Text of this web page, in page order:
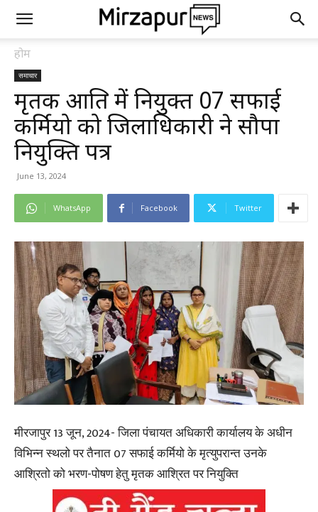
होम
समाचार
मृतक आश्रित में नियुक्त 07 सफाई
कर्मियो को जिलाधिकारी ने सौपा
नियुक्ति पत्र
June 13, 2024
WhatsApp Facebook Twitter
मीरजापुर 13 जून, 2024- जिला पंचायत अधिकारी कार्यालय के अधीन
विभिन्न स्थलो पर तैनात 07 सफाई कर्मियो के मृत्युपरान्त उनके
आश्रितो को भरण-पोषण हेतु मृतक आश्रित पर नियुक्ति